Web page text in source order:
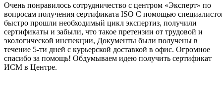
Очень понравилось сотрудничество с центром «Эксперт» по
вопросам получения сертификата ISO С помощью
быстро прошли необходимый цикл экспертиз, получили
сертификаты и забыли, что такое претензии от трудовой и
экологической инспекции, Документы были получены в
течение 5-ти дней с курьерской доставкой в офис. Огромное
спасибо за помощь! Обдумываем идею получить сертификат
ИСМ в Центре.